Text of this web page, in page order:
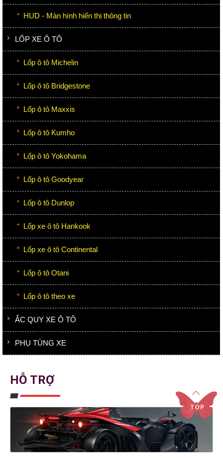
HUD - Màn hình hiển thị thông tin
LỐP XE Ô TÔ
Lốp ô tô Michelin
Lốp ô tô Bridgestone
Lốp ô tô Maxxis
Lốp ô tô Kumho
Lốp ô tô Yokohama
Lốp ô tô Goodyear
Lốp ô tô Dunlop
Lốp xe ô tô Hankook
Lốp xe ô tô Continental
Lốp ô tô Otani
Lốp ô tô theo xe
ẮC QUY XE Ô TÔ
PHỤ TÙNG XE
HỖ TRỢ